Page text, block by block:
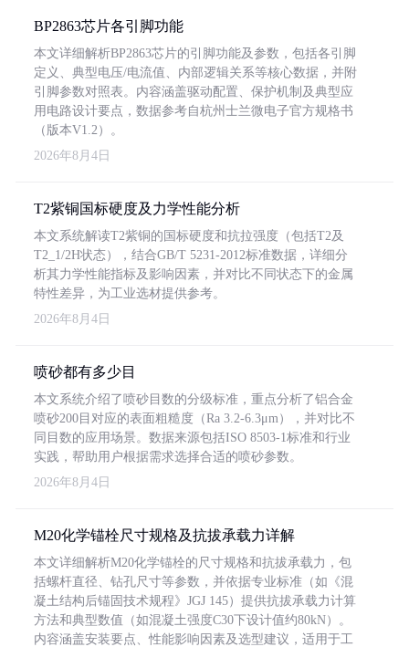
BP2863芯片各引脚功能
本文详细解析BP2863芯片的引脚功能及参数，包括各引脚
定义、典型电压/电流值、内部逻辑关系等核心数据，并附
引脚参数对照表。内容涵盖驱动配置、保护机制及典型应
用电路设计要点，数据参考自杭州士兰微电子官方规格书
（版本V1.2）。
2026年8月4日
T2紫铜国标硬度及力学性能分析
本文系统解读T2紫铜的国标硬度和抗拉强度（包括T2及
T2_1/2H状态），结合GB/T 5231-2012标准数据，详细分
析其力学性能指标及影响因素，并对比不同状态下的金属
特性差异，为工业选材提供参考。
2026年8月4日
喷砂都有多少目
本文系统介绍了喷砂目数的分级标准，重点分析了铝合金
喷砂200目对应的表面粗糙度（Ra 3.2-6.3μm），并对比不
同目数的应用场景。数据来源包括ISO 8503-1标准和行业
实践，帮助用户根据需求选择合适的喷砂参数。
2026年8月4日
M20化学锚栓尺寸规格及抗拔承载力详解
本文详细解析M20化学锚栓的尺寸规格和抗拔承载力，包
括螺杆直径、钻孔尺寸等参数，并依据专业标准（如《混
凝土结构后锚固技术规程》JGJ 145）提供抗拔承载力计算
方法和典型数值（如混凝土强度C30下设计值约80kN）。
内容涵盖安装要点、性能影响因素及选型建议，适用于工